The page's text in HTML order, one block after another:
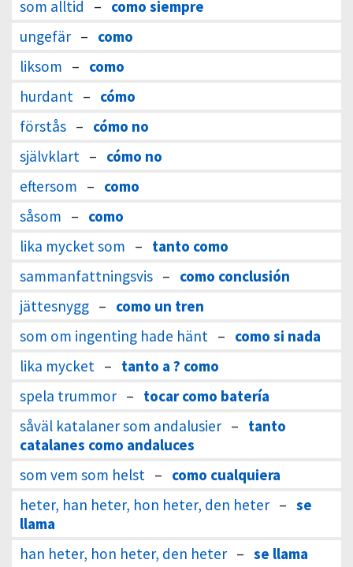
som alltid – como siempre
ungefär – como
liksom – como
hurdant – cómo
förstås – cómo no
självklart – cómo no
eftersom – como
såsom – como
lika mycket som – tanto como
sammanfattningsvis – como conclusión
jättesnygg – como un tren
som om ingenting hade hänt – como si nada
lika mycket – tanto a ? como
spela trummor – tocar como batería
såväl katalaner som andalusier – tanto
catalanes como andaluces
som vem som helst – como cualquiera
heter, han heter, hon heter, den heter – se
llama
han heter, hon heter, den heter – se llama